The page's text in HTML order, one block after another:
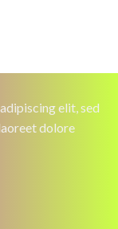
elit, sed
dolore